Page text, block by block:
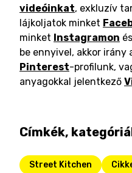
videóinkat, exkluzív
lájkoljatok minket
minket Instagramon és
be ennyivel, akkor
Pinterest-profilunk,
anyagokkal jelentkező
Címkék,
Street Kitchen